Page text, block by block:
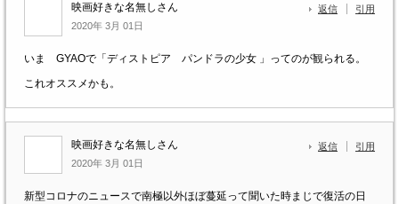
映画好きな名無しさん
2020年 3月 01日
返信 引用
いま GYAOで「ディストピア パンドラの少女 」ってのが観られる。
これオススメかも。
映画好きな名無しさん
2020年 3月 01日
返信 引用
新型コロナのニュースで南極以外ほぼ蔓延って聞いた時まじで復活の日